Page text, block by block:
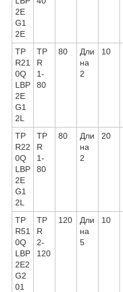
2E
G1
2E
TP
R21
0Q
LBP
2E
G1
2L
TP
R
1-
80
80
Дли
на
2
10
TP
R22
0Q
LBP
2E
G1
2L
TP
R
1-
80
80
Дли
на
2
20
TP
R51
0Q
LBP
2E2
G2
01
TP
R
2-
120
120
Дли
на
5
10